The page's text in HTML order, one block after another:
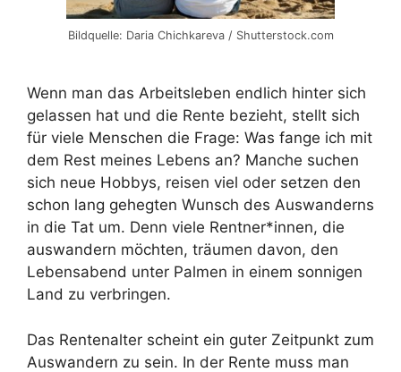
Bildquelle: Daria Chichkareva / Shutterstock.com
Wenn man das Arbeitsleben endlich hinter sich
gelassen hat und die Rente bezieht, stellt sich
für viele Menschen die Frage: Was fange ich mit
dem Rest meines Lebens an? Manche suchen
sich neue Hobbys, reisen viel oder setzen den
schon lang gehegten Wunsch des Auswanderns
in die Tat um. Denn viele Rentner*innen, die
auswandern möchten, träumen davon, den
Lebensabend unter Palmen in einem sonnigen
Land zu verbringen.
Das Rentenalter scheint ein guter Zeitpunkt zum
Auswandern zu sein. In der Rente muss man